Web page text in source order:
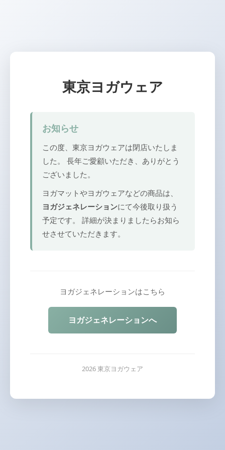
東京ヨガウェア
お知らせ
この度、東京ヨガウェアは閉店いたしま
した。 長年ご愛顧いただき、ありがとう
ございました。
ヨガマットやヨガウェアなどの商品は、
ヨガジェネレーションにて今後取り扱う
予定です。 詳細が決まりましたらお知ら
せさせていただきます。
ヨガジェネレーションはこちら
ヨガジェネレーションへ
2026 東京ヨガウェア